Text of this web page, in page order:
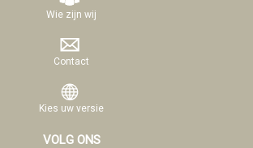
Wie zijn wij
Contact
Kies uw versie
VOLG ONS